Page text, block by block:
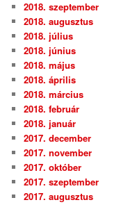
2018. szeptember
2018. augusztus
2018. július
2018. június
2018. május
2018. április
2018. március
2018. február
2018. január
2017. december
2017. november
2017. október
2017. szeptember
2017. augusztus